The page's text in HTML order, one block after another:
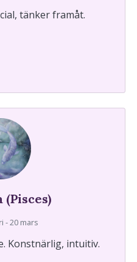
tänker framåt.
(Pisces)
- 20 mars
Konstnärlig, intuitiv.